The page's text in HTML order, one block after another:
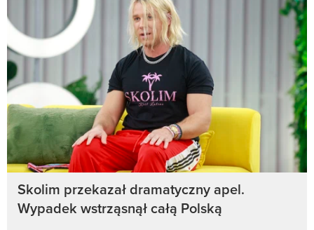
Skolim przekazał dramatyczny apel.
Wypadek wstrząsnął całą Polską